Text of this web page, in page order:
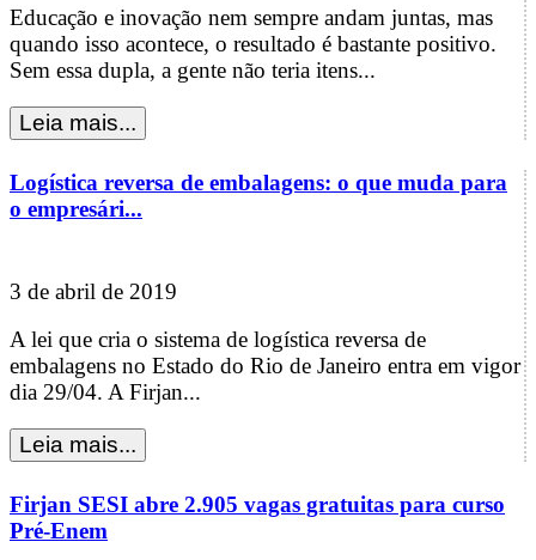
Educação e inovação nem sempre andam juntas, mas
quando isso acontece, o resultado é bastante positivo.
Sem essa dupla, a gente não teria itens...
Logística reversa de embalagens: o que muda para
o empresári...
3 de abril de 2019
A lei que cria o sistema de logística reversa de
embalagens no Estado do Rio de Janeiro entra em vigor
dia 29/04. A Firjan...
Firjan SESI abre 2.905 vagas gratuitas para curso
Pré-Enem